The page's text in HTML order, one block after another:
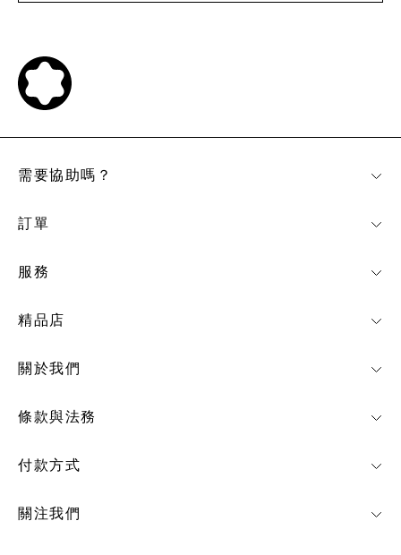
付款方式
關注我們
需要協助嗎？
訂單
服務
精品店
關於我們
條款與法務